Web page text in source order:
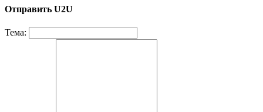
Отправить U2U
Тема: